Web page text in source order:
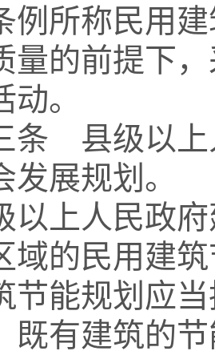
称民用建
量的前提下
。
县级以上人
发展规划。
人民政府
域的民用建
规划应当
既有建筑的